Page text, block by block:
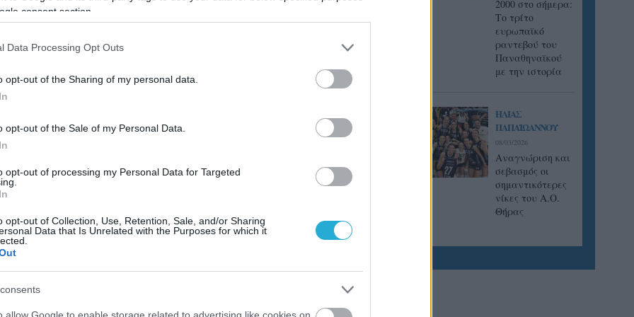
consent section.
Data Processing Opt Outs
opt-out of the Sharing of my personal data.
opt-out of the Sale of my Personal Data.
opt-out of processing my Personal Data for Targeted
opt-out of Collection, Use, Retention, Sale, and/or Sharing
Data that Is Unrelated with the Purposes for which it
allow Google to enable storage related to advertising like cookies on
Μπουράου 10 (7/8 επ., 1 άσσος, 2 μπλοκ), Κουκλίνσκι 15
/ Μπουντζιούκιν (λ, 40% υπ. – 20% άριστες), Ζαμπαρούσκι
3 (3/5 επ.), Σματ 10 (8/13 επ., 2 μπλοκ), Πράνκο, Κούρας
2000 στο σήμερα:
Tο τρίτο
ευρωπαϊκό
ραντεβού του
Παναθηναϊκού
με την ιστορία
ΗΛΙΑΣ
ΠΑΠΑΪΩΑΝΝΟΥ
08/03/2026
Αναγνώριση και
σεβασμός οι
σημαντικότερες
νίκες του Α.Ο.
Θήρας